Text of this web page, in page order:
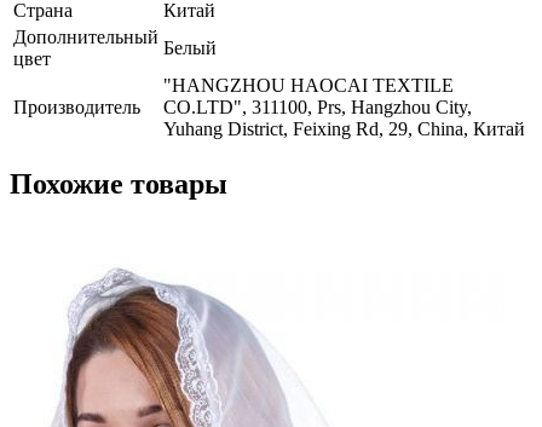
Страна
Китай
Дополнительный
цвет
Белый
Производитель
"HANGZHOU HAOCAI TEXTILE
CO.LTD", 311100, Prs, Hangzhou City,
Yuhang District, Feixing Rd, 29, China, Китай
Похожие товары